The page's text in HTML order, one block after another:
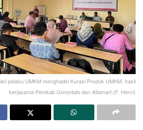
pelaku UMKM menghadiri Kurasi Produk UMKM, hasil
kerjasama Pemkab Gorontalo dan Alfamart.(F. Hervi)